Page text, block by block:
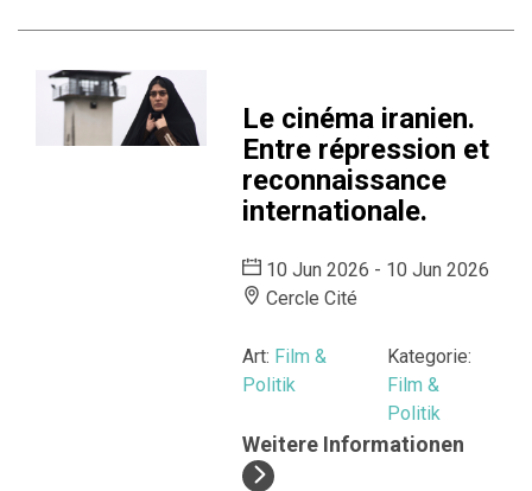
Le cinéma iranien.
Entre répression et
reconnaissance
internationale.
10 Jun 2026 - 10 Jun 2026
Cercle Cité
Art: Film &
Politik
Kategorie:
Film &
Politik
Weitere Informationen